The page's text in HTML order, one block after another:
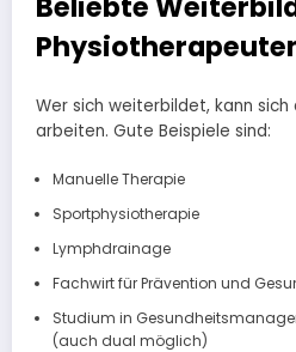
Wer sich weiterbildet, kann
arbeiten. Gute Beispiele sind:
Manuelle Therapie
Sportphysiotherapie
Lymphdrainage
Fachwirt für Prävention und
Studium in
(auch dual möglich)